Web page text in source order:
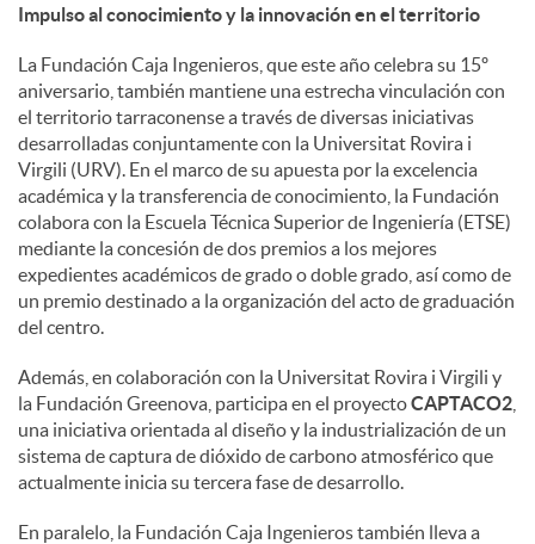
Impulso al conocimiento y la innovación en el territorio
La Fundación Caja Ingenieros, que este año celebra su 15º
aniversario, también mantiene una estrecha vinculación con
el territorio tarraconense a través de diversas iniciativas
desarrolladas conjuntamente con la Universitat Rovira i
Virgili (URV). En el marco de su apuesta por la excelencia
académica y la transferencia de conocimiento, la Fundación
colabora con la Escuela Técnica Superior de Ingeniería (ETSE)
mediante la concesión de dos premios a los mejores
expedientes académicos de grado o doble grado, así como de
un premio destinado a la organización del acto de graduación
del centro.
Además, en colaboración con la Universitat Rovira i Virgili y
la Fundación Greenova, participa en el proyectoCAPTACO2
una iniciativa orientada al diseño y la industrialización de un
sistema de captura de dióxido de carbono atmosférico que
actualmente inicia su tercera fase de desarrollo.
En paralelo, la Fundación Caja Ingenieros también lleva a